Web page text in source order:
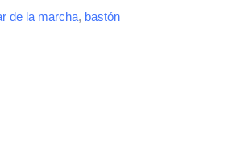
de la marcha, bastón